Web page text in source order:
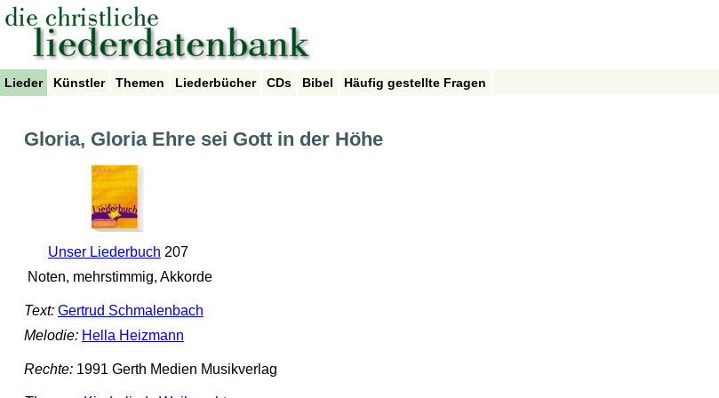
Lieder Künstler Themen Liederbücher CDs Bibel Häufig gestellte Fragen
Gloria, Gloria Ehre sei Gott in der Höhe
Unser Liederbuch 207
Noten, mehrstimmig, Akkorde
Text: Gertrud Schmalenbach
Melodie: Hella Heizmann
Rechte:1991 Gerth Medien Musikverlag